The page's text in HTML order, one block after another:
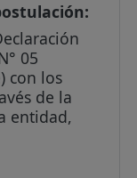
05
con los
de la
entidad,